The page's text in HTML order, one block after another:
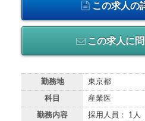
この求人の
この求人に
勤務地 東京都
科目 産業医
勤務内容
採用人員： 1人